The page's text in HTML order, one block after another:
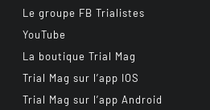
Le groupe FB Trialistes
YouTube
La boutique Trial Mag
Trial Mag sur l’app IOS
Trial Mag sur l’app Android